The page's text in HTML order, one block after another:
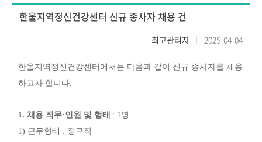
한울지역정신건강센터 신규 종사자 채용 건
최고관리자 2025-04-04
한울지역정신건강센터에서는 다음과 같이 신규 종사자를 채용
하고자 합니다.
1. 채용 직무·인원 및 형태 : 1명
1) 근무형태 : 정규직